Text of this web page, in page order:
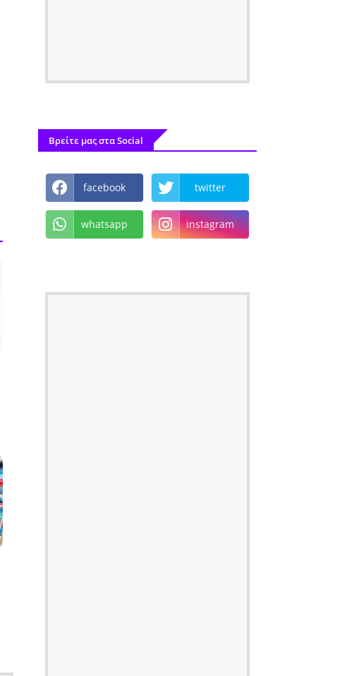
Βρείτε μας στα Social
facebook twitter
whatsapp instagram